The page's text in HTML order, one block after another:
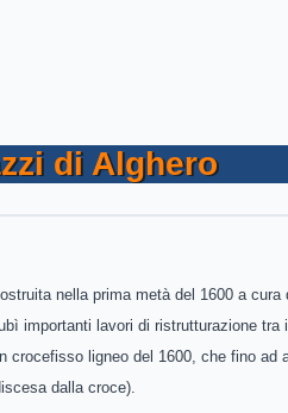
di Alghero
nella prima metà del 1600 a cura
importanti lavori di ristrutturazione tra
ligneo del 1600, che fino ad
dalla croce).